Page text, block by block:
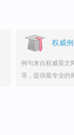
权威
例句来自权威英文
等，提供最专业的